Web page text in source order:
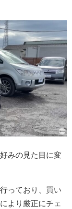
みの見た目に変
っており、買い
より厳正にチェ